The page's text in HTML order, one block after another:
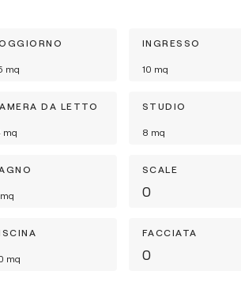
mq
INGRESSO
10 mq
DA LETTO
mq
STUDIO
8 mq
mq
SCALE
0
mq
FACCIATA
0